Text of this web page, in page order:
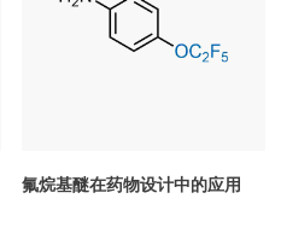
氟烷基醚在药物设计中的应用